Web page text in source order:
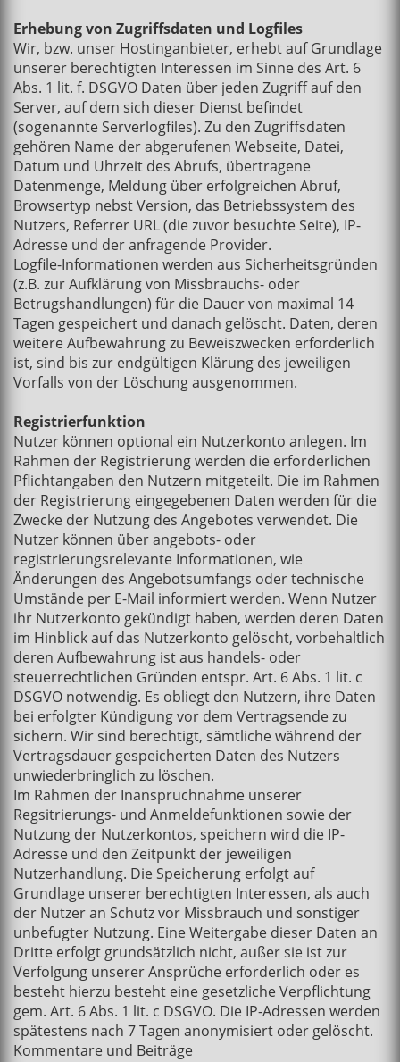
Erhebung von Zugriffsdaten und Logfiles
Wir, bzw. unser Hostinganbieter, erhebt auf Grundlage
unserer berechtigten Interessen im Sinne des Art. 6
Abs. 1 lit. f. DSGVO Daten über jeden Zugriff auf den
Server, auf dem sich dieser Dienst befindet
(sogenannte Serverlogfiles). Zu den Zugriffsdaten
gehören Name der abgerufenen Webseite, Datei,
Datum und Uhrzeit des Abrufs, übertragene
Datenmenge, Meldung über erfolgreichen Abruf,
Browsertyp nebst Version, das Betriebssystem des
Nutzers, Referrer URL (die zuvor besuchte Seite), IP-
Adresse und der anfragende Provider.
Logfile-Informationen werden aus Sicherheitsgründen
(z.B. zur Aufklärung von Missbrauchs- oder
Betrugshandlungen) für die Dauer von maximal 14
Tagen gespeichert und danach gelöscht. Daten, deren
weitere Aufbewahrung zu Beweiszwecken erforderlich
ist, sind bis zur endgültigen Klärung des jeweiligen
Vorfalls von der Löschung ausgenommen.
Registrierfunktion
Nutzer können optional ein Nutzerkonto anlegen. Im
Rahmen der Registrierung werden die erforderlichen
Pflichtangaben den Nutzern mitgeteilt. Die im Rahmen
der Registrierung eingegebenen Daten werden für die
Zwecke der Nutzung des Angebotes verwendet. Die
Nutzer können über angebots- oder
registrierungsrelevante Informationen, wie
Änderungen des Angebotsumfangs oder technische
Umstände per E-Mail informiert werden. Wenn Nutzer
ihr Nutzerkonto gekündigt haben, werden deren Daten
im Hinblick auf das Nutzerkonto gelöscht, vorbehaltlich
deren Aufbewahrung ist aus handels- oder
steuerrechtlichen Gründen entspr. Art. 6 Abs. 1 lit. c
DSGVO notwendig. Es obliegt den Nutzern, ihre Daten
bei erfolgter Kündigung vor dem Vertragsende zu
sichern. Wir sind berechtigt, sämtliche während der
Vertragsdauer gespeicherten Daten des Nutzers
unwiederbringlich zu löschen.
Im Rahmen der Inanspruchnahme unserer
Regsitrierungs- und Anmeldefunktionen sowie der
Nutzung der Nutzerkontos, speichern wird die IP-
Adresse und den Zeitpunkt der jeweiligen
Nutzerhandlung. Die Speicherung erfolgt auf
Grundlage unserer berechtigten Interessen, als auch
der Nutzer an Schutz vor Missbrauch und sonstiger
unbefugter Nutzung. Eine Weitergabe dieser Daten an
Dritte erfolgt grundsätzlich nicht, außer sie ist zur
Verfolgung unserer Ansprüche erforderlich oder es
besteht hierzu besteht eine gesetzliche Verpflichtung
gem. Art. 6 Abs. 1 lit. c DSGVO. Die IP-Adressen werden
spätestens nach 7 Tagen anonymisiert oder gelöscht.
Kommentare und Beiträge